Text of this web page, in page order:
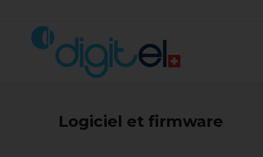
Logiciel et firmware